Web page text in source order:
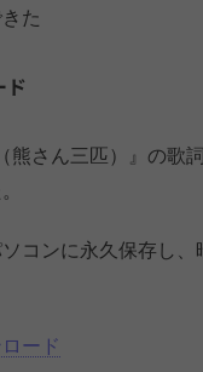
た
ド
熊さん三匹）』の歌
コンに永久保存し、
ード